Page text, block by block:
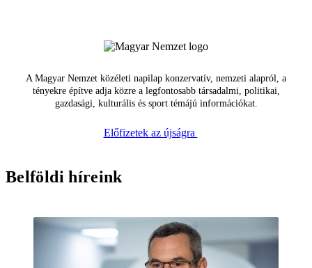
A Magyar Nemzet közéleti napilap konzervatív, nemzeti alapról, a
tényekre építve adja közre a legfontosabb társadalmi, politikai,
gazdasági, kulturális és sport témájú információkat.
Előfizetek az újságra
Belföldi híreink